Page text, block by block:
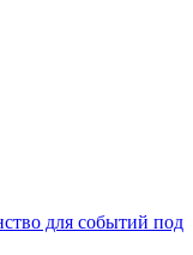
для событий под